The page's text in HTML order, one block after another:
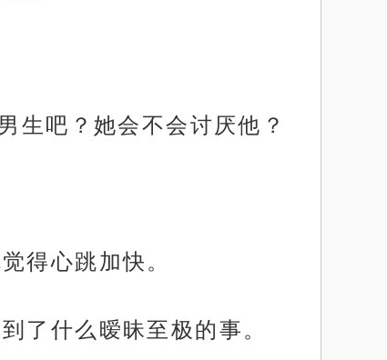
生吧？她会不会讨厌他？
得心跳加快。
了什么暧昧至极的事。